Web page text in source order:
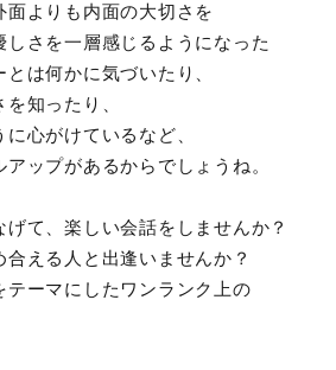
面よりも内面の大切さを
さを一層感じるようになった
は何かに気づいたり、
知ったり、
心がけているなど、
ップがあるからでしょうね。
て、楽しい会話をしませんか？
える人と出逢いませんか？
テーマにしたワンランク上の